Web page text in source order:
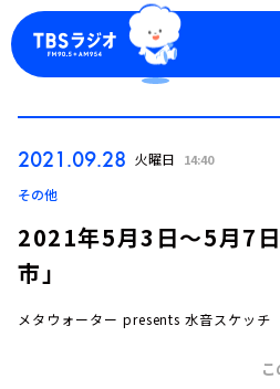
2021.09.28 火曜日 14:40
その他
2021年5月3日～5月7日
市」
メタウォーター presents 水音スケッチ